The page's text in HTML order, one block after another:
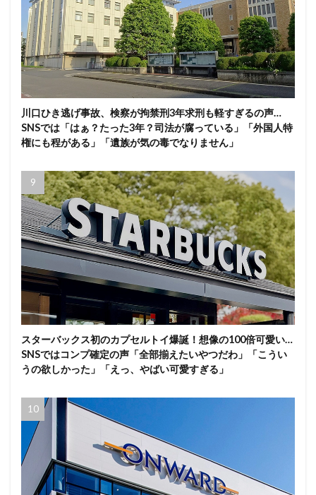
川口ひき逃げ事故、検察が拘禁刑3年求刑も軽すぎるの声…
SNSでは「はぁ？たった3年？司法が腐っている」「外国人特
権にも程がある」「遺族が気の毒でなりません」
スターバックス初のカプセルトイ爆誕！想像の100倍可愛い…
SNSではコンプ確定の声「全部揃えたいやつだわ」「こうい
うの欲しかった」「えっ、やばい可愛すぎる」